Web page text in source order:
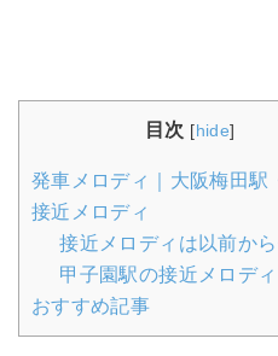
目次 [hide]
発車メロディ｜大阪梅田駅
接近メロディ
接近メロディは以前から
甲子園駅の接近メロディ
おすすめ記事